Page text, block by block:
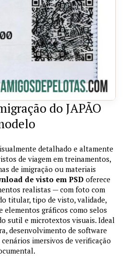
do JAPÃO
detalhado e altamente
de viagem em treinamentos,
de imigração ou materiais
de visto em PSD oferece
realistas — com foto com
titular, tipo de visto, validade,
elementos gráficos como selos
sutil e microtextos visuais. Ideal
desenvolvimento de software
imersivos de verificação